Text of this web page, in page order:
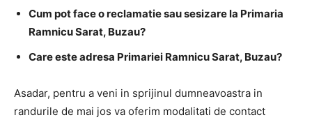
Cum pot face o reclamatie sau sesizare la Primaria
Ramnicu Sarat, Buzau?
Care este adresa Primariei Ramnicu Sarat, Buzau?
Asadar, pentru a veni in sprijinul dumneavoastra in
randurile de mai jos va oferim modalitati de contact